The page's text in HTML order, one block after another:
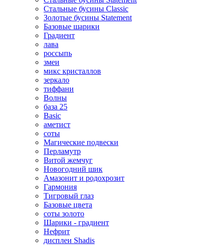
Стальные бусины Classic
Золотые бусины Statement
Базовые шарики
Градиент
лава
россыпь
змеи
микс кристаллов
зеркало
тиффани
Волны
база 25
Basic
аметист
соты
Магические подвески
Перламутр
Витой жемчуг
Новогодний шик
Амазонит и родохрозит
Гармония
Тигровый глаз
Базовые цвета
соты золото
Шарики - градиент
Нефрит
дисплеи Shadis